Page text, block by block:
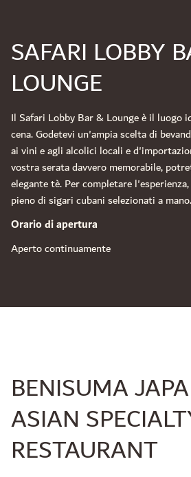
SAFARI LOBBY
LOUNGE
Il Safari Lobby Bar & Lounge è il luogo
cena. Godetevi un'ampia scelta di
ai vini e agli alcolici locali e
vostra serata davvero memorabile,
elegante tè. Per completare
pieno di sigari cubani selezionati a mano.
Orario di apertura
Aperto continuamente
BENISUMA
ASIAN
RESTAURANT